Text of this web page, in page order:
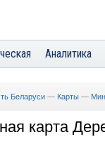
Аналитика
Беларуси — Карты —
карта